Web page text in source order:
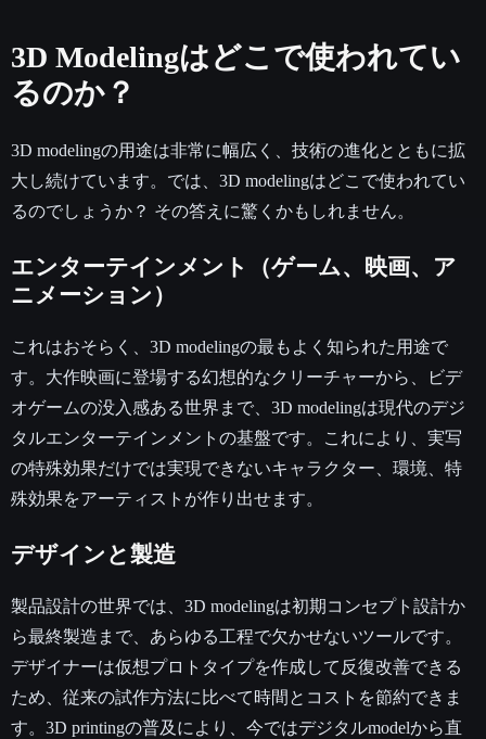
3D Modelingはどこで使われてい
るのか？
3D modelingの用途は非常に幅広く、技術の進化とともに拡
大し続けています。では、3D modelingはどこで使われてい
るのでしょうか？ その答えに驚くかもしれません。
エンターテインメント（ゲーム、映画、ア
ニメーション）
これはおそらく、3D modelingの最もよく知られた用途で
す。大作映画に登場する幻想的なクリーチャーから、ビデ
オゲームの没入感ある世界まで、3D modelingは現代のデジ
タルエンターテインメントの基盤です。これにより、実写
の特殊効果だけでは実現できないキャラクター、環境、特
殊効果をアーティストが作り出せます。
デザインと製造
製品設計の世界では、3D modelingは初期コンセプト設計か
ら最終製造まで、あらゆる工程で欠かせないツールです。
デザイナーは仮想プロトタイプを作成して反復改善できる
ため、従来の試作方法に比べて時間とコストを節約できま
す。3D printingの普及により、今ではデジタルmodelから直